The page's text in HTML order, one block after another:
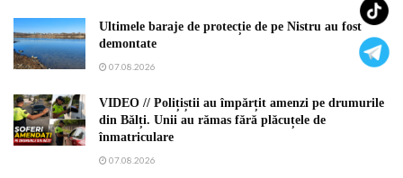
Ultimele baraje de protecție de pe Nistru au fost
demontate
07.08.2026
VIDEO // Polițiștii au împărțit amenzi pe drumurile
din Bălți. Unii au rămas fără plăcuțele de
înmatriculare
07.08.2026